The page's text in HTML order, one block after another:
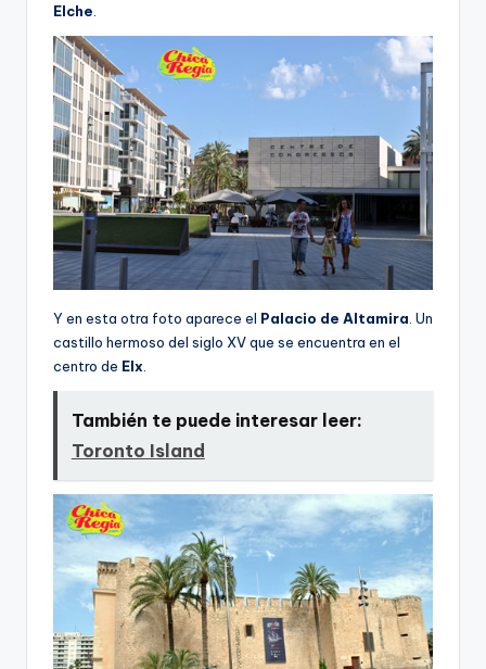
Elche.
Y en esta otra foto aparece el Palacio de Altamira. Un
castillo hermoso del siglo XV que se encuentra en el
centro de Elx.
También te puede interesar leer:
Toronto Island